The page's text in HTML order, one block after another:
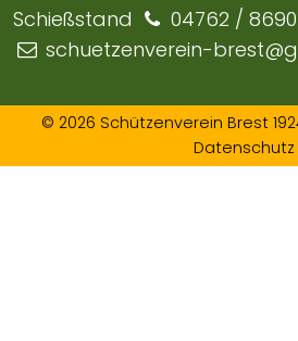
Schießstand
04762 / 8690
schuetzenverein-
© 2026 Schützenverein Brest
Datenschutz